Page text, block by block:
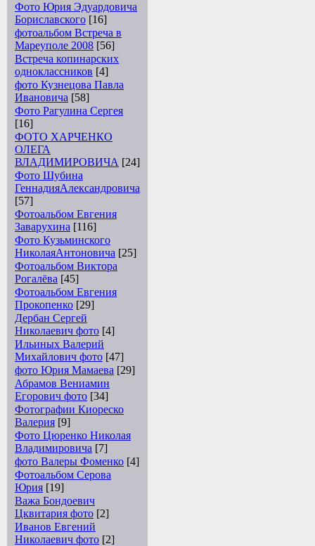
Фото Юрия Эдуардовича
Бориславского [16]
фотоальбом Встреча в
Мареуполе 2008 [56]
Встреча копинарских
одноклассников [4]
фото Кузнецова Павла
Ивановича [58]
Фото Рагулина Сергея
[16]
ФОТО ХАРЧЕНКО
ОЛЕГА
ВЛАДИМИРОВИЧА [24]
Фото Шубина
ГеннадияАлександровича
[57]
Фотоальбом Евгения
Заварухина [116]
Фото Кузьминского
НиколаяАнтоновича [25]
Фотоальбом Виктора
Рогалёва [45]
Фотоальбом Евгения
Прокопенко [29]
Дербан Сергей
Николаевич фото [4]
Ильиных Валерий
Михайлович фото [47]
фото Юрия Мамаева [29]
Абрамов Вениамин
Егорович фото [34]
Фотографии Киореско
Валерия [9]
Фото Цюренко Николая
Владимировича [7]
фото Валеры Фоменко [4]
Фотоальбом Серова
Юрия [19]
Важа Бондоевич
Цквитария фото [2]
Иванов Евгений
Николаевич фото [2]